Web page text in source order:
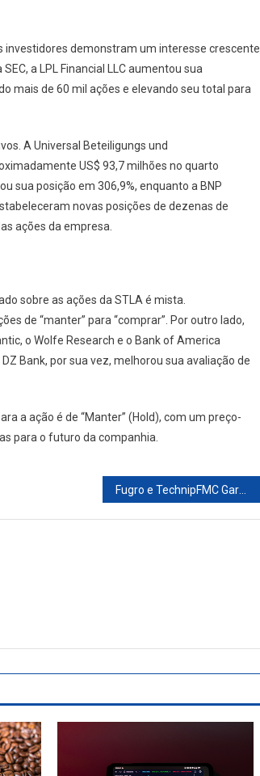
investidores demonstram um interesse crescente
a LPL Financial LLC aumentou sua
mais de 60 mil ações e elevando seu total para
A Universal Beteiligungs und
US$ 93,7 milhões no quarto
sua posição em 306,9%, enquanto a BNP
novas posições de dezenas de
ações da empresa.
sobre as ações da STLA é mista.
de “manter” para “comprar”. Por outro lado,
o Wolfe Research e o Bank of America
Bank, por sua vez, melhorou sua avaliação de
a ação é de “Manter” (Hold), com um preço-
para o futuro da companhia.
Fugro e TechnipFMC Garantem Contratos Estratégicos e Impulsionam a Expansão do Setor de Óleo e Gás no Brasil